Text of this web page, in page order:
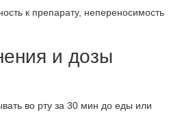
к препарату, непереносимость
и дозы
во рту за 30 мин до еды или